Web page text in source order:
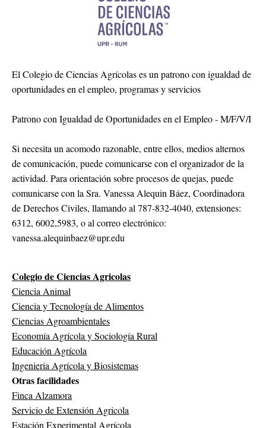
El Colegio de Ciencias Agrícolas es un patrono con igualdad de
oportunidades en el empleo, programas y servicios
Patrono con Igualdad de Oportunidades en el Empleo - M/F/V/I
Si necesita un acomodo razonable, entre ellos, medios alternos
de comunicación, puede comunicarse con el organizador de la
actividad. Para orientación sobre procesos de quejas, puede
comunicarse con la Sra. Vanessa Alequin Báez, Coordinadora
de Derechos Civiles, llamando al 787-832-4040, extensiones:
6312, 6002,5983, o al correo electrónico:
vanessa.alequinbaez@upr.edu
Colegio de Ciencias Agricolas
Ciencia Animal
Ciencia y Tecnología de Alimentos
Ciencias Agroambientales
Economía Agrícola y Sociología Rural
Educación Agrícola
Ingeniería Agrícola y Biosistemas
Otras facilidades
Finca Alzamora
Servicio de Extensión Agricola
Estación Experimental Agrícola